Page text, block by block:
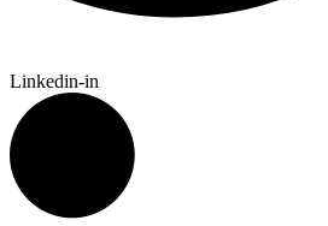
Linkedin-in